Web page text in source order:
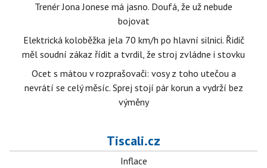
Trenér Jona Jonese má jasno. Doufá, že už nebude
bojovat
Elektrická koloběžka jela 70 km/h po hlavní silnici. Řidič
měl soudní zákaz řídit a tvrdil, že stroj zvládne i stovku
Ocet s mátou v rozprašovači: vosy z toho utečou a
nevrátí se celý měsíc. Sprej stojí pár korun a vydrží bez
výměny
Tiscali.cz
Inflace